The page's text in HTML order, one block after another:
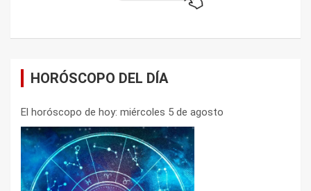
HORÓSCOPO DEL DÍA
El horóscopo de hoy: miércoles 5 de agosto